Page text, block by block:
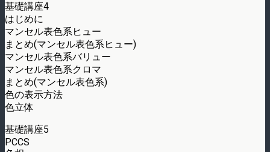
基礎講座4
はじめに
マンセル表色系ヒュー
まとめ(マンセル表色系ヒュー)
マンセル表色系バリュー
マンセル表色系クロマ
まとめ(マンセル表色系)
色の表示方法
色立体
基礎講座5
PCCS